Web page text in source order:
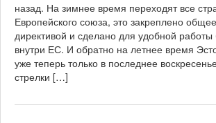
6
.
2
0
2
1
назад. На зимнее время переходят все
Европейского союза, это закреплено
директивой и сделано для удобной работы
внутри ЕС. И обратно на летнее время
уже теперь только в последнее
стрелки […]